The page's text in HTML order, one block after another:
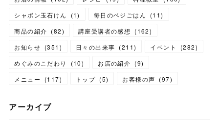
シャボン玉石けん
(1) 毎日のベジごはん (11)
商品の紹介 (82) 講座受講者の感想 (162)
お知らせ (351 ) 日々の出来事 (211) イベント (282)
めぐみのこだわり
(10) お店の紹介 (9)
メニュー
(117) トップ (5) お客様の声 (97)
アーカイブ